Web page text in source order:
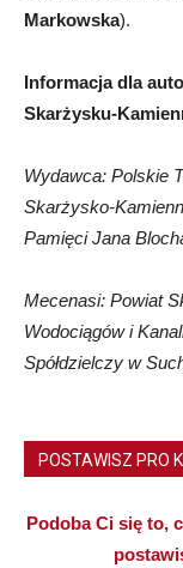
Markowska).
Informacja dla
Skarżysku-
Wydawca: Polskie
Skarżysko-
Pamięci Jana
Mecenasi: Powiat
Wodociągów i
Spółdzielczy w
POSTAWISZ PRO
Podoba Ci się to,